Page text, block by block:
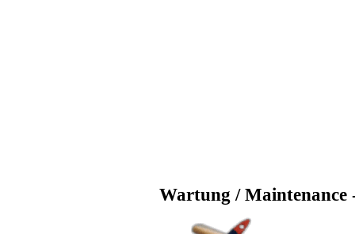
Wartung / Maintenance